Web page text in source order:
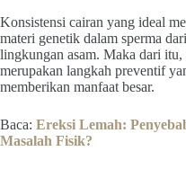
Konsistensi cairan yang ideal
materi genetik dalam sperma
lingkungan asam. Maka dari itu,
merupakan langkah preventif
memberikan manfaat besar.
Baca: Ereksi Lemah:
Masalah Fisik?